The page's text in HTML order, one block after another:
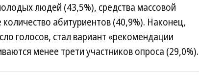
людей (43,5%), средства массовой
абитуриентов (40,9%). Наконец,
голосов, стал вариант «рекомендации
менее трети участников опроса (29,0%).